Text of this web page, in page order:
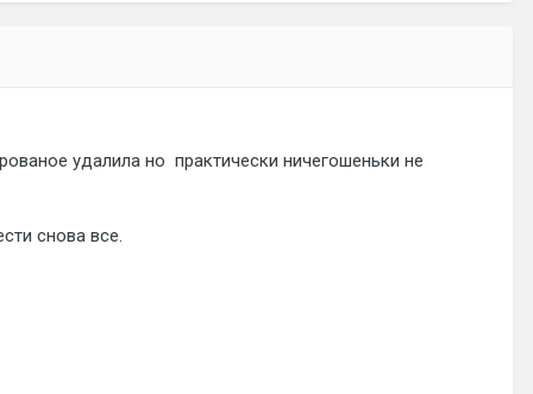
удалила но практически ничегошеньки не
снова все.